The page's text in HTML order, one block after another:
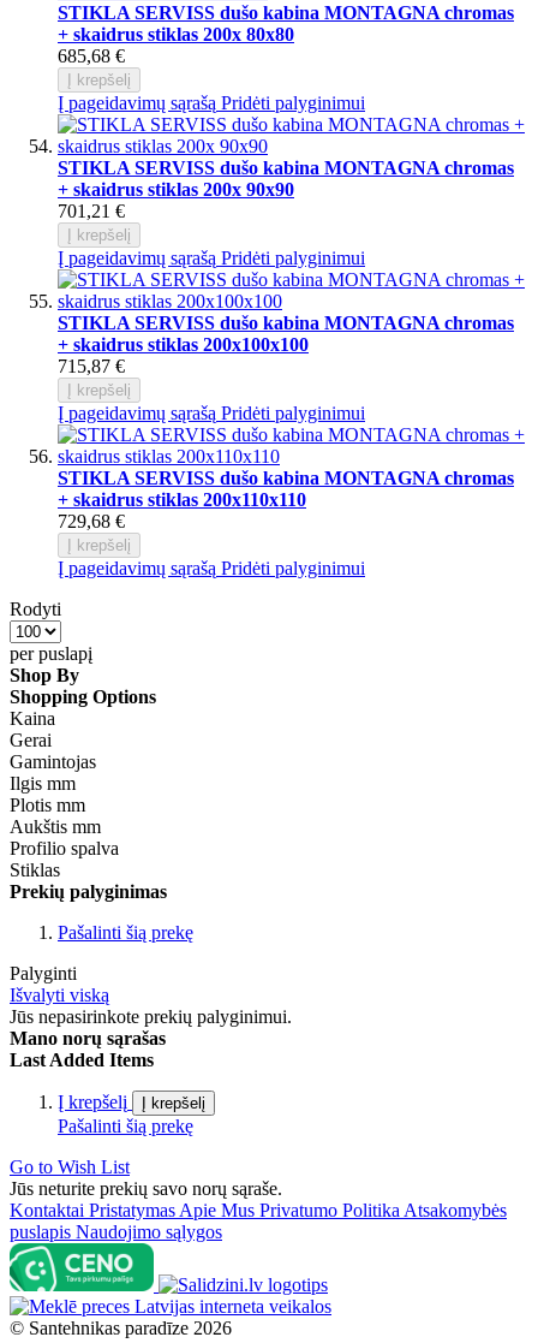
STIKLA SERVISS dušo kabina MONTAGNA chromas
+ skaidrus stiklas 200x 80x80
685,68 €
Į krepšelį
Į pageidavimų sąrašą Pridėti palyginimui
STIKLA SERVISS dušo kabina MONTAGNA chromas
+ skaidrus stiklas 200x 90x90
701,21 €
Į krepšelį
Į pageidavimų sąrašą Pridėti palyginimui
STIKLA SERVISS dušo kabina MONTAGNA chromas
+ skaidrus stiklas 200x100x100
715,87 €
Į krepšelį
Į pageidavimų sąrašą Pridėti palyginimui
STIKLA SERVISS dušo kabina MONTAGNA chromas
+ skaidrus stiklas 200x110x110
729,68 €
Į krepšelį
Į pageidavimų sąrašą Pridėti palyginimui
Rodyti
per puslapį
Shop By
Shopping Options
Kaina
Gerai
Gamintojas
Ilgis mm
Plotis mm
Aukštis mm
Profilio spalva
Stiklas
Prekių palyginimas
Pašalinti šią prekę
Palyginti
Išvalyti viską
Jūs nepasirinkote prekių palyginimui.
Mano norų sąrašas
Last Added Items
Į krepšelį Į krepšelį
Pašalinti šią prekę
Go to Wish List
Jūs neturite prekių savo norų sąraše.
Kontaktai Pristatymas Apie Mus Privatumo Politika Atsakomybės
puslapis Naudojimo sąlygos
© Santehnikas paradīze 2026